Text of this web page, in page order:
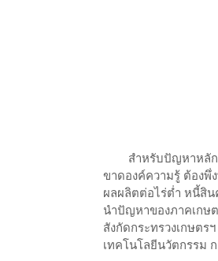
สำหรับปัญหาหลักขอ
ขาดองค์ความรู้ ต้องพึ่
ผลผลิตต่อไร่ต่ำ หนี้สิน
นำปัญหาของภาคเกษ
สังกัดกระทรวงเกษต
เทคโนโลยีนวัตกรรม